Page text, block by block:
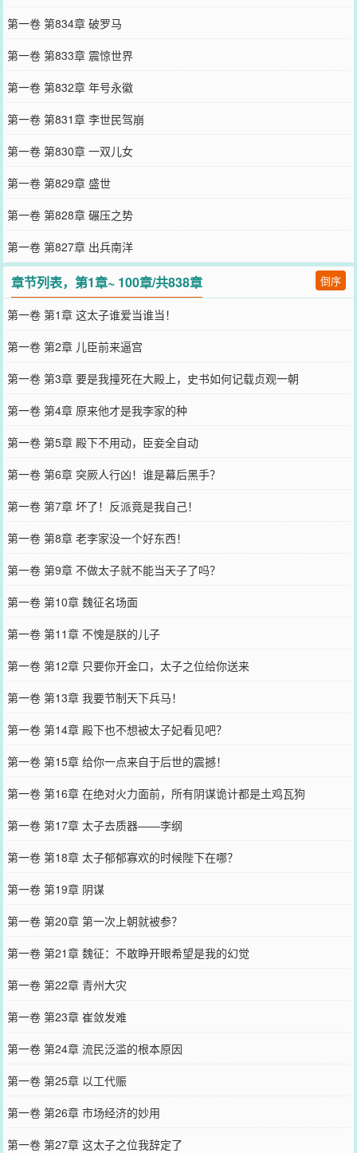
第一卷 第834章 破罗马
第一卷 第833章 震惊世界
第一卷 第832章 年号永徽
第一卷 第831章 李世民驾崩
第一卷 第830章 一双儿女
第一卷 第829章 盛世
第一卷 第828章 碾压之势
第一卷 第827章 出兵南洋
章节列表，第1章~ 100章/共838章 倒序
第一卷 第1章 这太子谁爱当谁当！
第一卷 第2章 儿臣前来逼宫
第一卷 第3章 要是我撞死在大殿上，史书如何记载贞观一朝
第一卷 第4章 原来他才是我李家的种
第一卷 第5章 殿下不用动，臣妾全自动
第一卷 第6章 突厥人行凶！谁是幕后黑手？
第一卷 第7章 坏了！反派竟是我自己！
第一卷 第8章 老李家没一个好东西！
第一卷 第9章 不做太子就不能当天子了吗？
第一卷 第10章 魏征名场面
第一卷 第11章 不愧是朕的儿子
第一卷 第12章 只要你开金口，太子之位给你送来
第一卷 第13章 我要节制天下兵马！
第一卷 第14章 殿下也不想被太子妃看见吧？
第一卷 第15章 给你一点来自于后世的震撼！
第一卷 第16章 在绝对火力面前，所有阴谋诡计都是土鸡瓦狗
第一卷 第17章 太子去质器——李纲
第一卷 第18章 太子郁郁寡欢的时候陛下在哪？
第一卷 第19章 阴谋
第一卷 第20章 第一次上朝就被参？
第一卷 第21章 魏征：不敢睁开眼希望是我的幻觉
第一卷 第22章 青州大灾
第一卷 第23章 崔敛发难
第一卷 第24章 流民泛滥的根本原因
第一卷 第25章 以工代赈
第一卷 第26章 市场经济的妙用
第一卷 第27章 这太子之位我辞定了